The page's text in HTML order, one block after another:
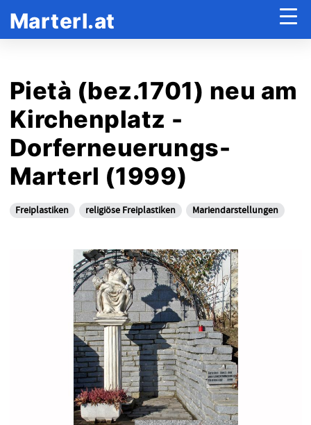
Marterl.at
Pietà (bez.1701) neu am
Kirchenplatz -
Dorferneuerungs-
Marterl (1999)
Freiplastiken religiöse Freiplastiken Mariendarstellungen